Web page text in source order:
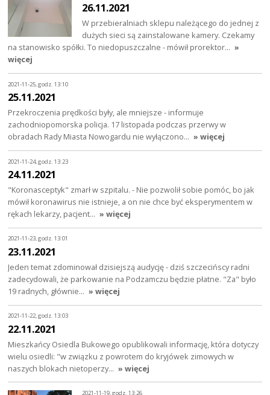
26.11.2021
W przebieralniach sklepu należącego do jednej z
dużych sieci są zainstalowane kamery. Czekamy
na stanowisko spółki. To niedopuszczalne - mówił prorektor… »
więcej
2021-11-25, godz. 13:10
25.11.2021
Przekroczenia prędkości były, ale mniejsze - informuje
zachodniopomorska policja. 17 listopada podczas przerwy w
obradach Rady Miasta Nowogardu nie wyłączono… » więcej
2021-11-24, godz. 13:23
24.11.2021
"Koronasceptyk" zmarł w szpitalu. - Nie pozwolił sobie pomóc, bo jak
mówił koronawirus nie istnieje, a on nie chce być eksperymentem w
rękach lekarzy, pacjent… » więcej
2021-11-23, godz. 13:01
23.11.2021
Jeden temat zdominował dzisiejszą audycję - dziś szczecińscy radni
zadecydowali, że parkowanie na Podzamczu będzie płatne. "Za" było
19 radnych, głównie… » więcej
2021-11-22, godz. 13:03
22.11.2021
Mieszkańcy Osiedla Bukowego opublikowali informację, która dotyczy
wielu osiedli: "w związku z powrotem do kryjówek zimowych w
naszych blokach nietoperzy… » więcej
2021-11-19, godz. 13:26